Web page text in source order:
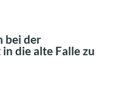
bei der
die alte Falle zu